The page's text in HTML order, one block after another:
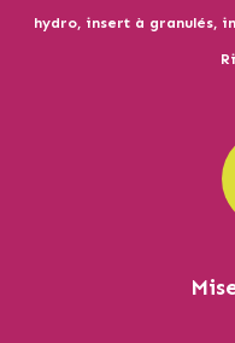
hydro, insert à granulés,